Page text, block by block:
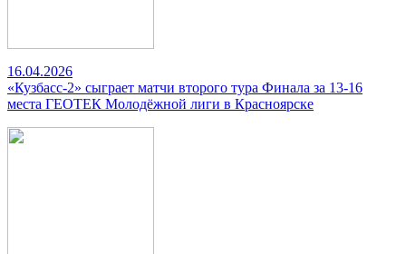
16.04.2026
«Кузбасс-2» сыграет матчи второго тура Финала за 13-16
места ГЕОТЕК Молодёжной лиги в Красноярске